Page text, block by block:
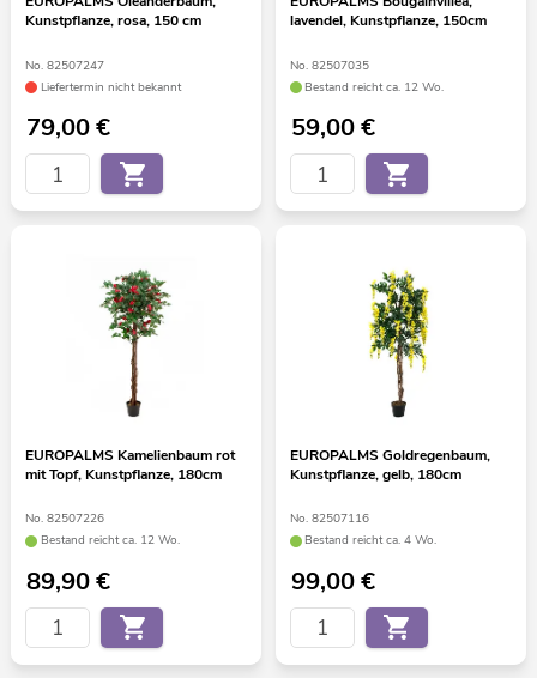
Kunstpflanze, rosa, 150 cm
No. 82507247
Liefertermin nicht bekannt
79,00€
lavendel, Kunstpflanze, 150cm
No. 82507035
Bestand reicht ca. 12 Wo.
59,00€
EUROPALMS Kamelienbaum rot
mit Topf, Kunstpflanze, 180cm
No. 82507226
Bestand reicht ca. 12 Wo.
89,90€
EUROPALMS Goldregenbaum,
Kunstpflanze, gelb, 180cm
No. 82507116
Bestand reicht ca. 4 Wo.
99,00€